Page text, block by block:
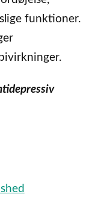
funktioner.